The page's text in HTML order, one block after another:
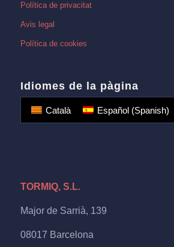
Política de privacitat
Avis legal
Política de cookies
Idiomes de la pàgina
Català Español(Spanish)
TORMIQ, S.L.
Major de Sarrià, 139
08017 Barcelona